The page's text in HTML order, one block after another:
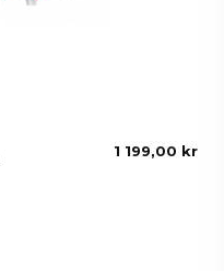
1 199,00 kr